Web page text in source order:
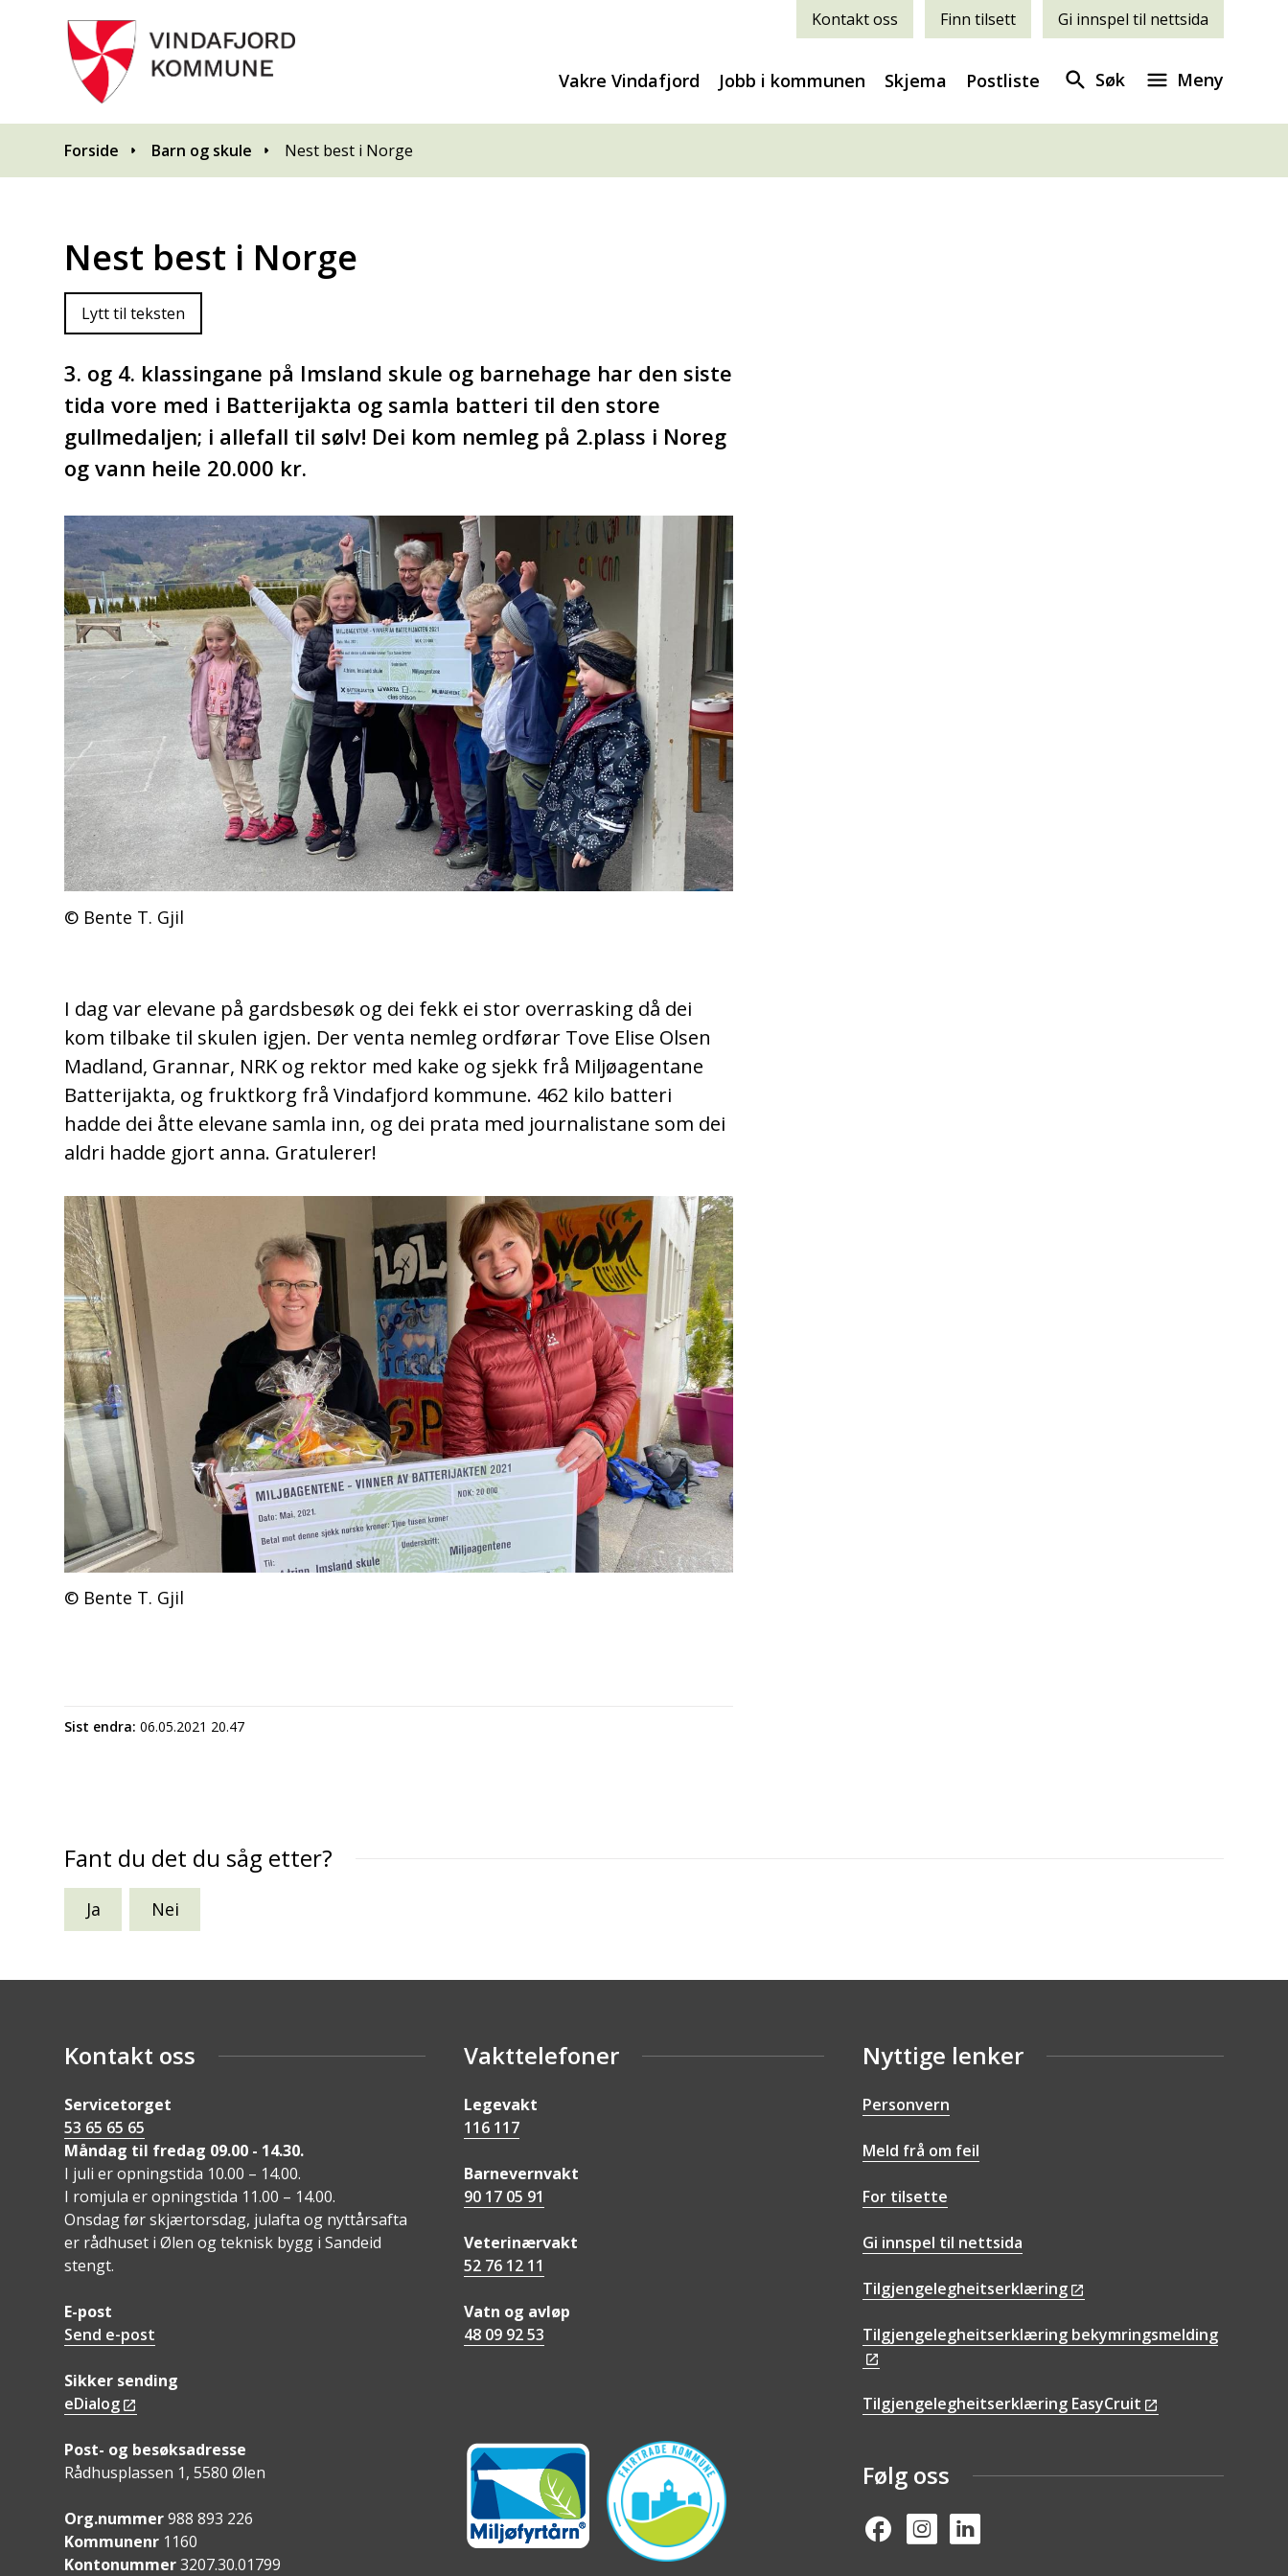
Kontakt oss Finn tilsett Gi innspel til nettsida
Vakre Vindafjord Jobb i kommunen Skjema Postliste Søk Meny
Du er her:
Forside Barn og skule Nest best i Norge
Nest best i Norge
Lytt til teksten
3. og 4. klassingane på Imsland skule og barnehage har den siste
tida vore med i Batterijakta og samla batteri til den store
gullmedaljen; i allefall til sølv! Dei kom nemleg på 2.plass i Noreg
og vann heile 20.000 kr.
Bente T. Gjil
I dag var elevane på gardsbesøk og dei fekk ei stor overrasking då dei
kom tilbake til skulen igjen. Der venta nemleg ordførar Tove Elise Olsen
Madland, Grannar, NRK og rektor med kake og sjekk frå Miljøagentane
Batterijakta, og fruktkorg frå Vindafjord kommune. 462 kilo batteri
hadde dei åtte elevane samla inn, og dei prata med journalistane som dei
aldri hadde gjort anna. Gratulerer!
Bente T. Gjil
Sist endra 06.05.2021 20.47
Fant du det du såg etter?
Ja Nei
Kontakt oss
Servicetorget
53 65 65 65
Måndag til fredag 09.00 - 14.30.
I juli er opningstida 10.00 – 14.00.
I romjula er opningstida 11.00 – 14.00.
Onsdag før skjærtorsdag, julafta og nyttårsafta
er rådhuset i Ølen og teknisk bygg i Sandeid
stengt.
E-post
Send e-post
Sikker sending
eDialog
Post- og besøksadresse
Rådhusplassen 1, 5580 Ølen
Org.nummer988 893 226
Kommunenr 1160
Kontonummer3207.30.01799
Vakttelefoner
Legevakt
116 117
Barnevernvakt
90 17 05 91
Veterinærvakt
52 76 12 11
Vatn og avløp
48 09 92 53
Nyttige lenker
Personvern
Meld frå om feil
For tilsette
Gi innspel til nettsida
Tilgjengelegheitserklæring
Tilgjengelegheitserklæring bekymringsmelding
Tilgjengelegheitserklæring EasyCruit
Følg oss
FacebookInstagramLinked in